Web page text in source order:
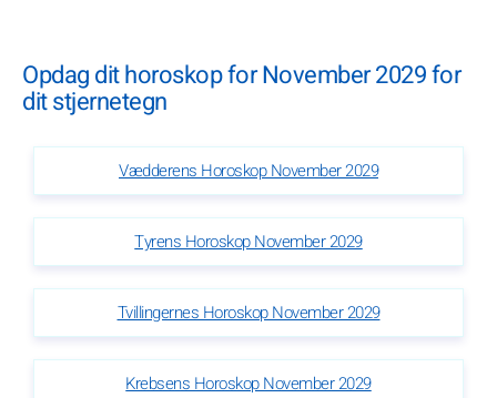
Opdag dit horoskop for November 2029 for
dit stjernetegn
Vædderens Horoskop November 2029
Tyrens Horoskop November 2029
Tvillingernes Horoskop November 2029
Krebsens Horoskop November 2029